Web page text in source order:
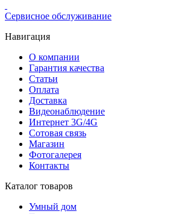
Сервисное обслуживание
Навигация
О компании
Гарантия качества
Статьи
Оплата
Доставка
Видеонаблюдение
Интернет 3G/4G
Сотовая связь
Магазин
Фотогалерея
Контакты
Каталог товаров
Умный дом